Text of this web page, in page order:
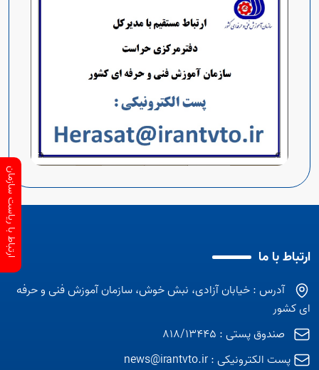
ارتباط با ما
آدرس : خیابان آزادی، نبش خوش، سازمان آموزش فنی و حرفه
ای کشور
صندوق پستی : 818/13445
پست الکترونیکی :news@irantvto.ir
ارتباط با ریاست سازمان